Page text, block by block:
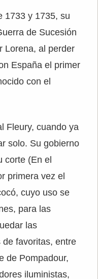
1733 y 1735, su
de Sucesión
Lorena, al perder
España el primer
con el
Fleury, cuando ya
solo. Su gobierno
corte (En el
primera vez el
cuyo uso se
para las
las
favoritas, entre
de Pompadour,
iluministas,